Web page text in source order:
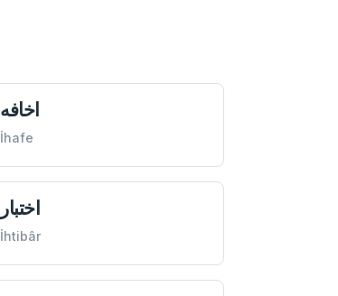
اخافه
İhafe
اختبار
İhtibâr